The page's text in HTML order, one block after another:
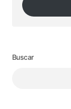
Buscar